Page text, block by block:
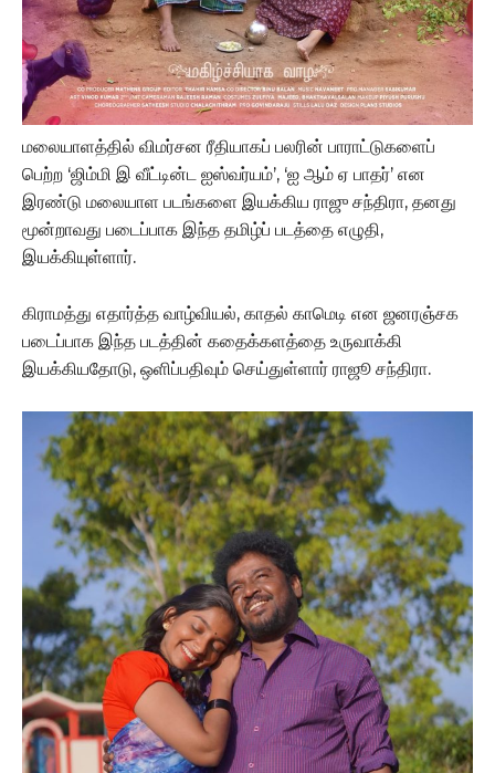
மலையாளத்தில் விமர்சன ரீதியாகப் பலரின் பாராட்டுகளைப்
பெற்ற ‘ஜிம்மி இ வீட்டின்ட ஐஸ்வர்யம்’, ‘ஐ ஆம் ஏ பாதர்’ என
இரண்டு மலையாள படங்களை இயக்கிய ராஜு சந்திரா, தனது
மூன்றாவது படைப்பாக இந்த தமிழ்ப் படத்தை எழுதி,
இயக்கியுள்ளார்.
கிராமத்து எதார்த்த வாழ்வியல், காதல் காமெடி என ஜனரஞ்சக
படைப்பாக இந்த படத்தின் கதைக்களத்தை உருவாக்கி
இயக்கியதோடு, ஒளிப்பதிவும் செய்துள்ளார் ராஜூ சந்திரா.